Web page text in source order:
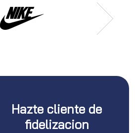
Hazte cliente de
fidelizacion